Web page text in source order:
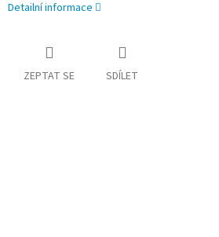
Detailní informace
ZEPTAT SE SDÍLET